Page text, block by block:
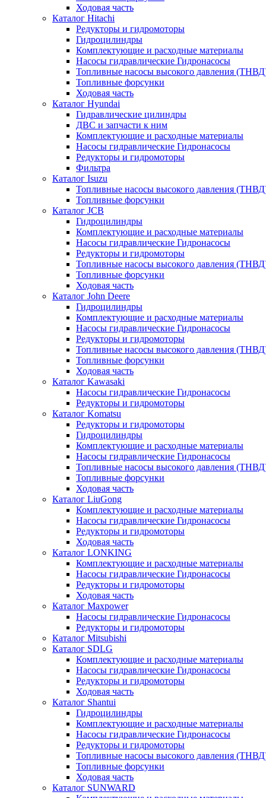
Ходовая часть
Каталог Hitachi
Редукторы и гидромоторы
Гидроцилиндры
Комплектующие и расходные материалы
Насосы гидравлические Гидронасосы
Топливные насосы высокого давления
Топливные форсунки
Ходовая часть
Каталог Hyundai
Гидравлические цилиндры
ДВС и запчасти к ним
Комплектующие и расходные материалы
Насосы гидравлические Гидронасосы
Редукторы и гидромоторы
Фильтра
Каталог Isuzu
Топливные насосы высокого давления
Топливные форсунки
Каталог JCB
Гидроцилиндры
Комплектующие и расходные материалы
Насосы гидравлические Гидронасосы
Редукторы и гидромоторы
Топливные насосы высокого давления
Топливные форсунки
Ходовая часть
Каталог John Deere
Гидроцилиндры
Комплектующие и расходные материалы
Насосы гидравлические Гидронасосы
Редукторы и гидромоторы
Топливные насосы высокого давления
Топливные форсунки
Ходовая часть
Каталог Kawasaki
Насосы гидравлические Гидронасосы
Редукторы и гидромоторы
Каталог Komatsu
Редукторы и гидромоторы
Гидроцилиндры
Комплектующие и расходные материалы
Насосы гидравлические Гидронасосы
Топливные насосы высокого давления
Топливные форсунки
Ходовая часть
Каталог LiuGong
Комплектующие и расходные материалы
Насосы гидравлические Гидронасосы
Редукторы и гидромоторы
Ходовая часть
Каталог LONKING
Комплектующие и расходные материалы
Насосы гидравлические Гидронасосы
Редукторы и гидромоторы
Ходовая часть
Каталог Maxpower
Насосы гидравлические Гидронасосы
Редукторы и гидромоторы
Каталог Mitsubishi
Каталог SDLG
Комплектующие и расходные материалы
Насосы гидравлические Гидронасосы
Редукторы и гидромоторы
Ходовая часть
Каталог Shantui
Гидроцилиндры
Комплектующие и расходные материалы
Насосы гидравлические Гидронасосы
Редукторы и гидромоторы
Топливные насосы высокого давления
Топливные форсунки
Ходовая часть
Каталог SUNWARD